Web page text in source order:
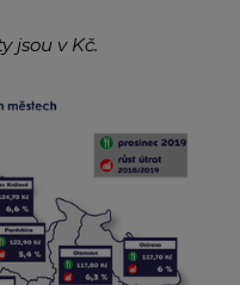
jsou v Kč.